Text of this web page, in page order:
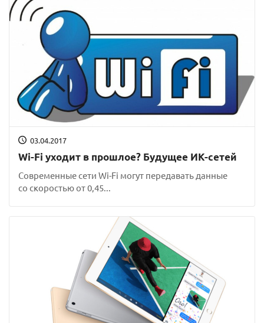
03.04.2017
Wi-Fi уходит в прошлое? Будущее ИК-сетей
Современные сети Wi-Fi могут передавать данные
со скоростью от 0,45...